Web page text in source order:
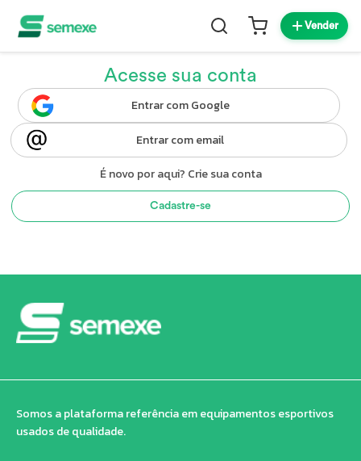
Vender
Acesse sua conta
Entrar com Google
Entrar com email
É novo por aqui? Crie sua conta
Cadastre-se
Somos a plataforma referência em equipamentos esportivos
usados de qualidade.